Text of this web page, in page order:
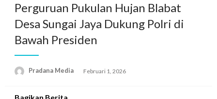
Perguruan Pukulan Hujan Blabat
Desa Sungai Jaya Dukung Polri di
Bawah Presiden
Pradana Media Februari 1, 2026